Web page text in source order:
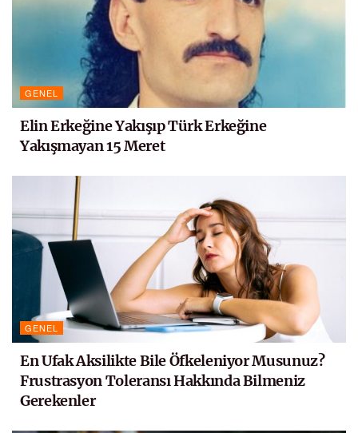
GENEL
Elin Erkeğine Yakışıp Türk Erkeğine
Yakışmayan 15 Meret
GENEL
En Ufak Aksilikte Bile Öfkeleniyor Musunuz?
Frustrasyon Toleransı Hakkında Bilmeniz
Gerekenler